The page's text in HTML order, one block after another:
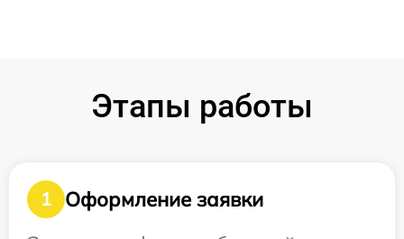
Этапы работы
1
Оформление заявки